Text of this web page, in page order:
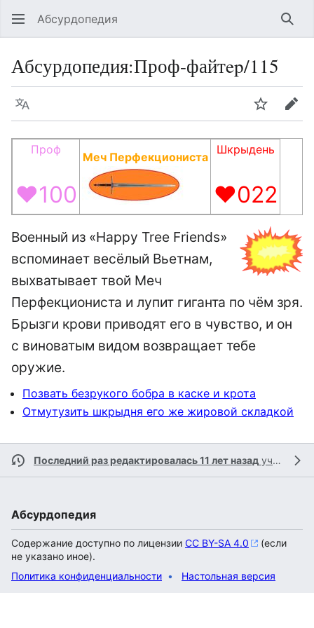
Абсурдопедия
Абсурдопедия:Проф-файтep/115
Язык
Проф
♥100
Меч Перфекциониста
Шкрыдень
♥022
Военный из «Happy Tree Friends»
вспоминает весёлый Вьетнам,
выхватывает твой Меч
Перфекциониста и лупит гиганта по чём зря.
Брызги крови приводят его в чувство, и он
с виноватым видом возвращает тебе
оружие.
Позвать безрукого бобра в каске и крота
Отмутузить шкрыдня его же жировой складкой
Последний раз редактировалась 11 лет назад участником
Абсурдопедия
Содержание доступно по лицензии CC BY-SA 4.0
(если
не указано иное).
Политика конфиденциальности
Настольная версия